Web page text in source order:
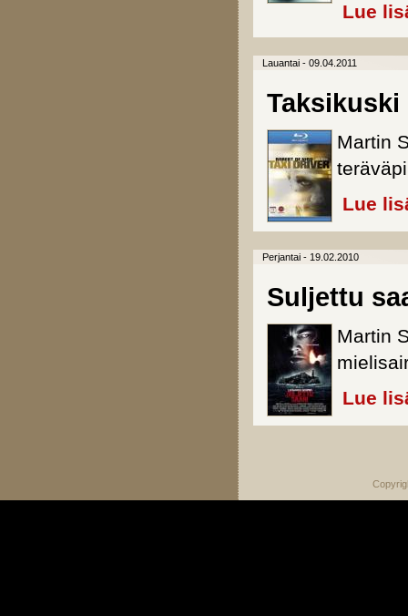
Lue
Lauantai - 09.04.2011
Taksikuski
Martin
Lue
Perjantai - 19.02.2010
Suljettu
Martin
Lue